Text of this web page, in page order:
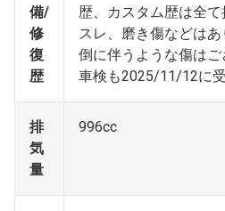
備/
修
復
歴
歴、カスタム歴は全
スレ、磨き傷などは
倒に伴うような傷はご
車検も2025/11/12に
排
気
量
996cc